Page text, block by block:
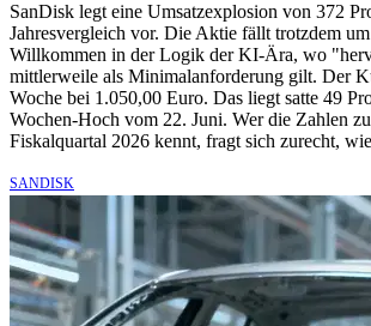
SanDisk legt eine Umsatzexplosion von 372
Jahresvergleich vor. Die Aktie fällt trotzdem
Willkommen in der Logik der KI-Ära, wo
mittlerweile als Minimalanforderung gilt. Der
Woche bei 1.050,00 Euro. Das liegt satte 49
Wochen-Hoch vom 22. Juni. Wer die Zahlen
Fiskalquartal 2026 kennt, fragt sich zurecht,
SANDISK